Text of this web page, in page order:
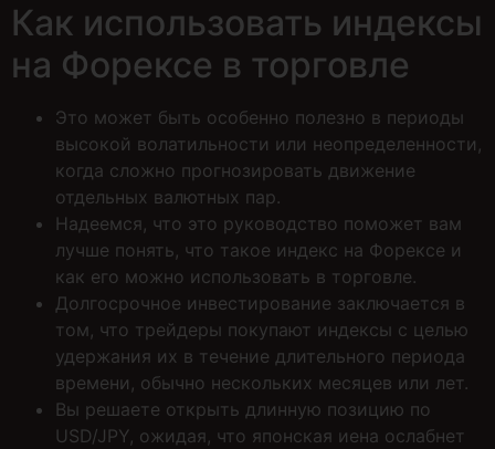
Как использовать индексы
на Форексе в торговле
Это может быть особенно полезно в периоды
высокой волатильности или неопределенности,
когда сложно прогнозировать движение
отдельных валютных пар.
Надеемся, что это руководство поможет вам
лучше понять, что такое индекс на Форексе и
как его можно использовать в торговле.
Долгосрочное инвестирование заключается в
том, что трейдеры покупают индексы с целью
удержания их в течение длительного периода
времени, обычно нескольких месяцев или лет.
Вы решаете открыть длинную позицию по
USD/JPY, ожидая, что японская иена ослабнет